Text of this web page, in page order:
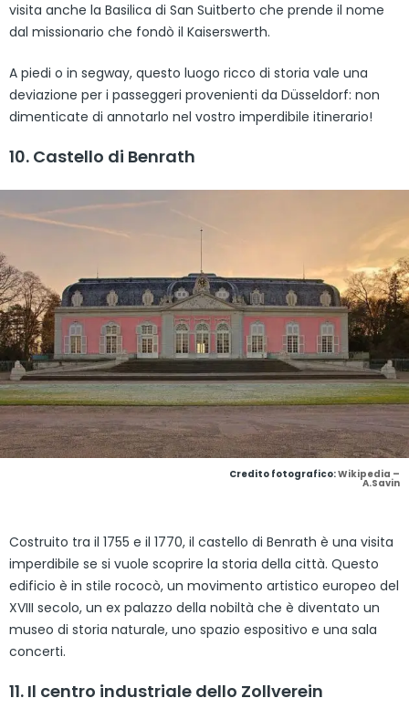
visita anche la Basilica di San Suitberto che prende il nome
dal missionario che fondò il Kaiserswerth.
A piedi o in segway, questo luogo ricco di storia vale una
deviazione per i passeggeri provenienti da Düsseldorf: non
dimenticate di annotarlo nel vostro imperdibile itinerario!
10. Castello di Benrath
Credito fotografico:Wikipedia –
A.Savin
Costruito tra il 1755 e il 1770, il castello di Benrath è una visita
imperdibile se si vuole scoprire la storia della città. Questo
edificio è in stile rococò, un movimento artistico europeo del
XVIII secolo, un ex palazzo della nobiltà che è diventato un
museo di storia naturale, uno spazio espositivo e una sala
concerti.
11. Il centro industriale dello Zollverein